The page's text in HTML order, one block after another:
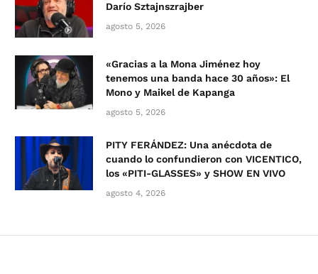
Darío Sztajnszrajber
agosto 5, 2026
«Gracias a la Mona Jiménez hoy
tenemos una banda hace 30 años»: El
Mono y Maikel de Kapanga
agosto 5, 2026
PITY FERÁNDEZ: Una anécdota de
cuando lo confundieron con VICENTICO,
los «PITI-GLASSES» y SHOW EN VIVO
agosto 4, 2026